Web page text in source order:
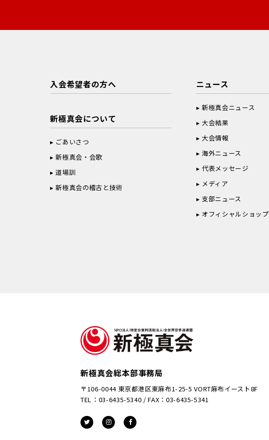
入会希望者の方へ
新極真会について
ごあいさつ
新極真会・会歌
道場訓
新極真会の稽古と技術
ニュース
新極真会ニュース
大会結果
大会情報
海外ニュース
代表メッセージ
メディア
支部ニュース
オフィシャルショップ
新極真会総本部事務局
〒106-0044 東京都港区東麻布1-25-5 VORT麻布イースト8F
TEL：03-6435-5340 / FAX：03-6435-5341